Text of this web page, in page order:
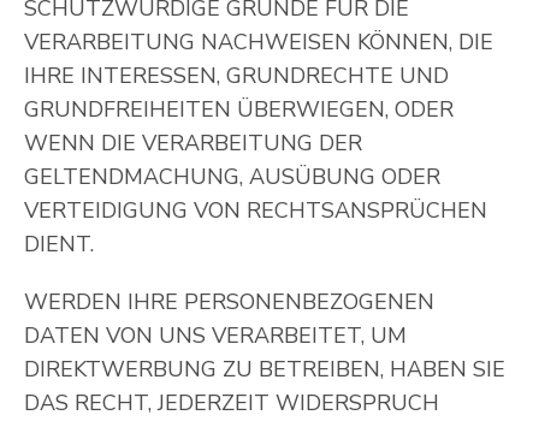
SCHUTZWÜRDIGE GRÜNDE FÜR DIE
VERARBEITUNG NACHWEISEN KÖNNEN, DIE
IHRE INTERESSEN, GRUNDRECHTE UND
GRUNDFREIHEITEN ÜBERWIEGEN, ODER
WENN DIE VERARBEITUNG DER
GELTENDMACHUNG, AUSÜBUNG ODER
VERTEIDIGUNG VON RECHTSANSPRÜCHEN
DIENT.
WERDEN IHRE PERSONENBEZOGENEN
DATEN VON UNS VERARBEITET, UM
DIREKTWERBUNG ZU BETREIBEN, HABEN SIE
DAS RECHT, JEDERZEIT WIDERSPRUCH